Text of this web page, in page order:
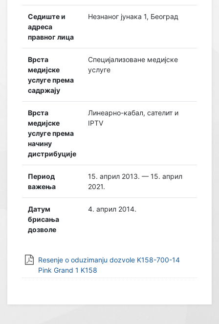
Седиште и
адреса
правног лица
Незнаног јунака 1, Београд
Врста
медијске
услуге према
садржају
Специјализоване медијске
услуге
Врста
медијске
услуге према
начину
дистрибуције
Линеарно-кабал, сателит и
IPTV
Период
важења
15. април 2013. — 15. април
2021.
Датум
брисања
дозволе
4. април 2014.
Resenje o oduzimanju dozvole K158-700-14
Pink Grand 1 K158